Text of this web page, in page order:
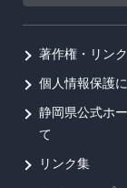
著作権・リン
個人情報保護
静岡県公式ホ
て
リンク集